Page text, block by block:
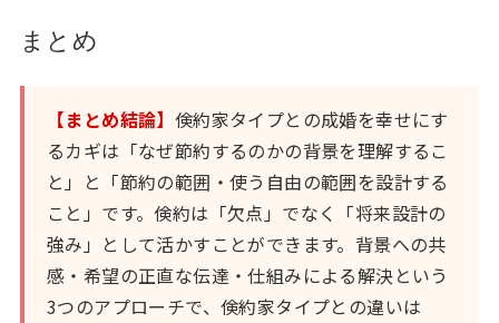
まとめ
【まとめ結論】 倹約家タイプとの成婚を幸せにす
るカギは「なぜ節約するのかの背景を理解するこ
と」と「節約の範囲・使う自由の範囲を設計する
こと」です。倹約は「欠点」でなく「将来設計の
強み」として活かすことができます。背景への共
感・希望の正直な伝達・仕組みによる解決という
3つのアプローチで、倹約家タイプとの違いは